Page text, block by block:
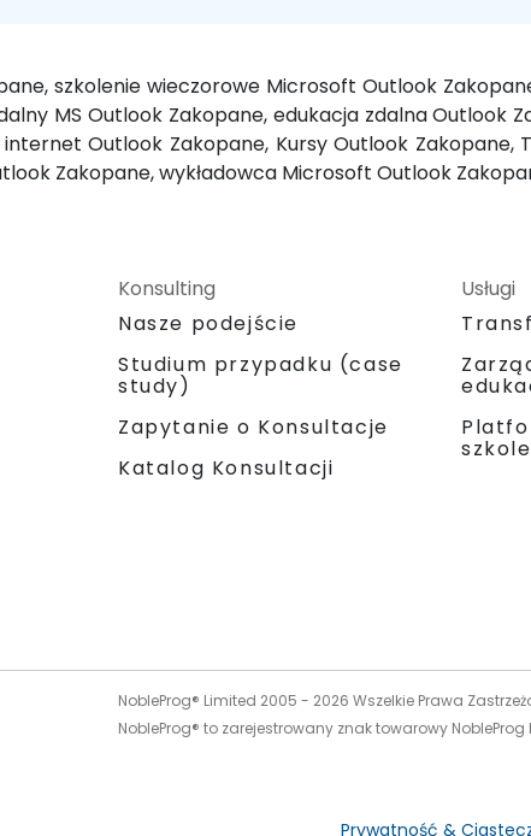
szkolenie wieczorowe Microsoft Outlook
MS Outlook Zakopane, edukacja zdalna Outlook
Outlook Zakopane, Kursy Outlook
Zakopane, wykładowca Microsoft Outlook
Konsulting
Nasze podejście
Studium przypadku (case
study)
Zapytanie o Konsultacje
Katalog Konsultacji
Usługi
NobleProg® Limited 2005 - 2026 Wszelkie Prawa
NobleProg® to zarejestrowany znak towarowy
Prywatność &